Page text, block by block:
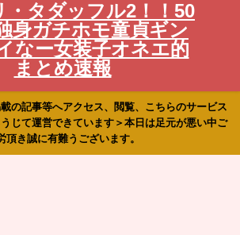
・タダッフル2！！50
身ガチホモ童貞ギン
なー女装子オネエ的
まとめ速報
の記事等へアクセス、閲覧、こちらのサービス
じて運営できています＞本日は足元が悪い中ご
頂き誠に有難うございます。